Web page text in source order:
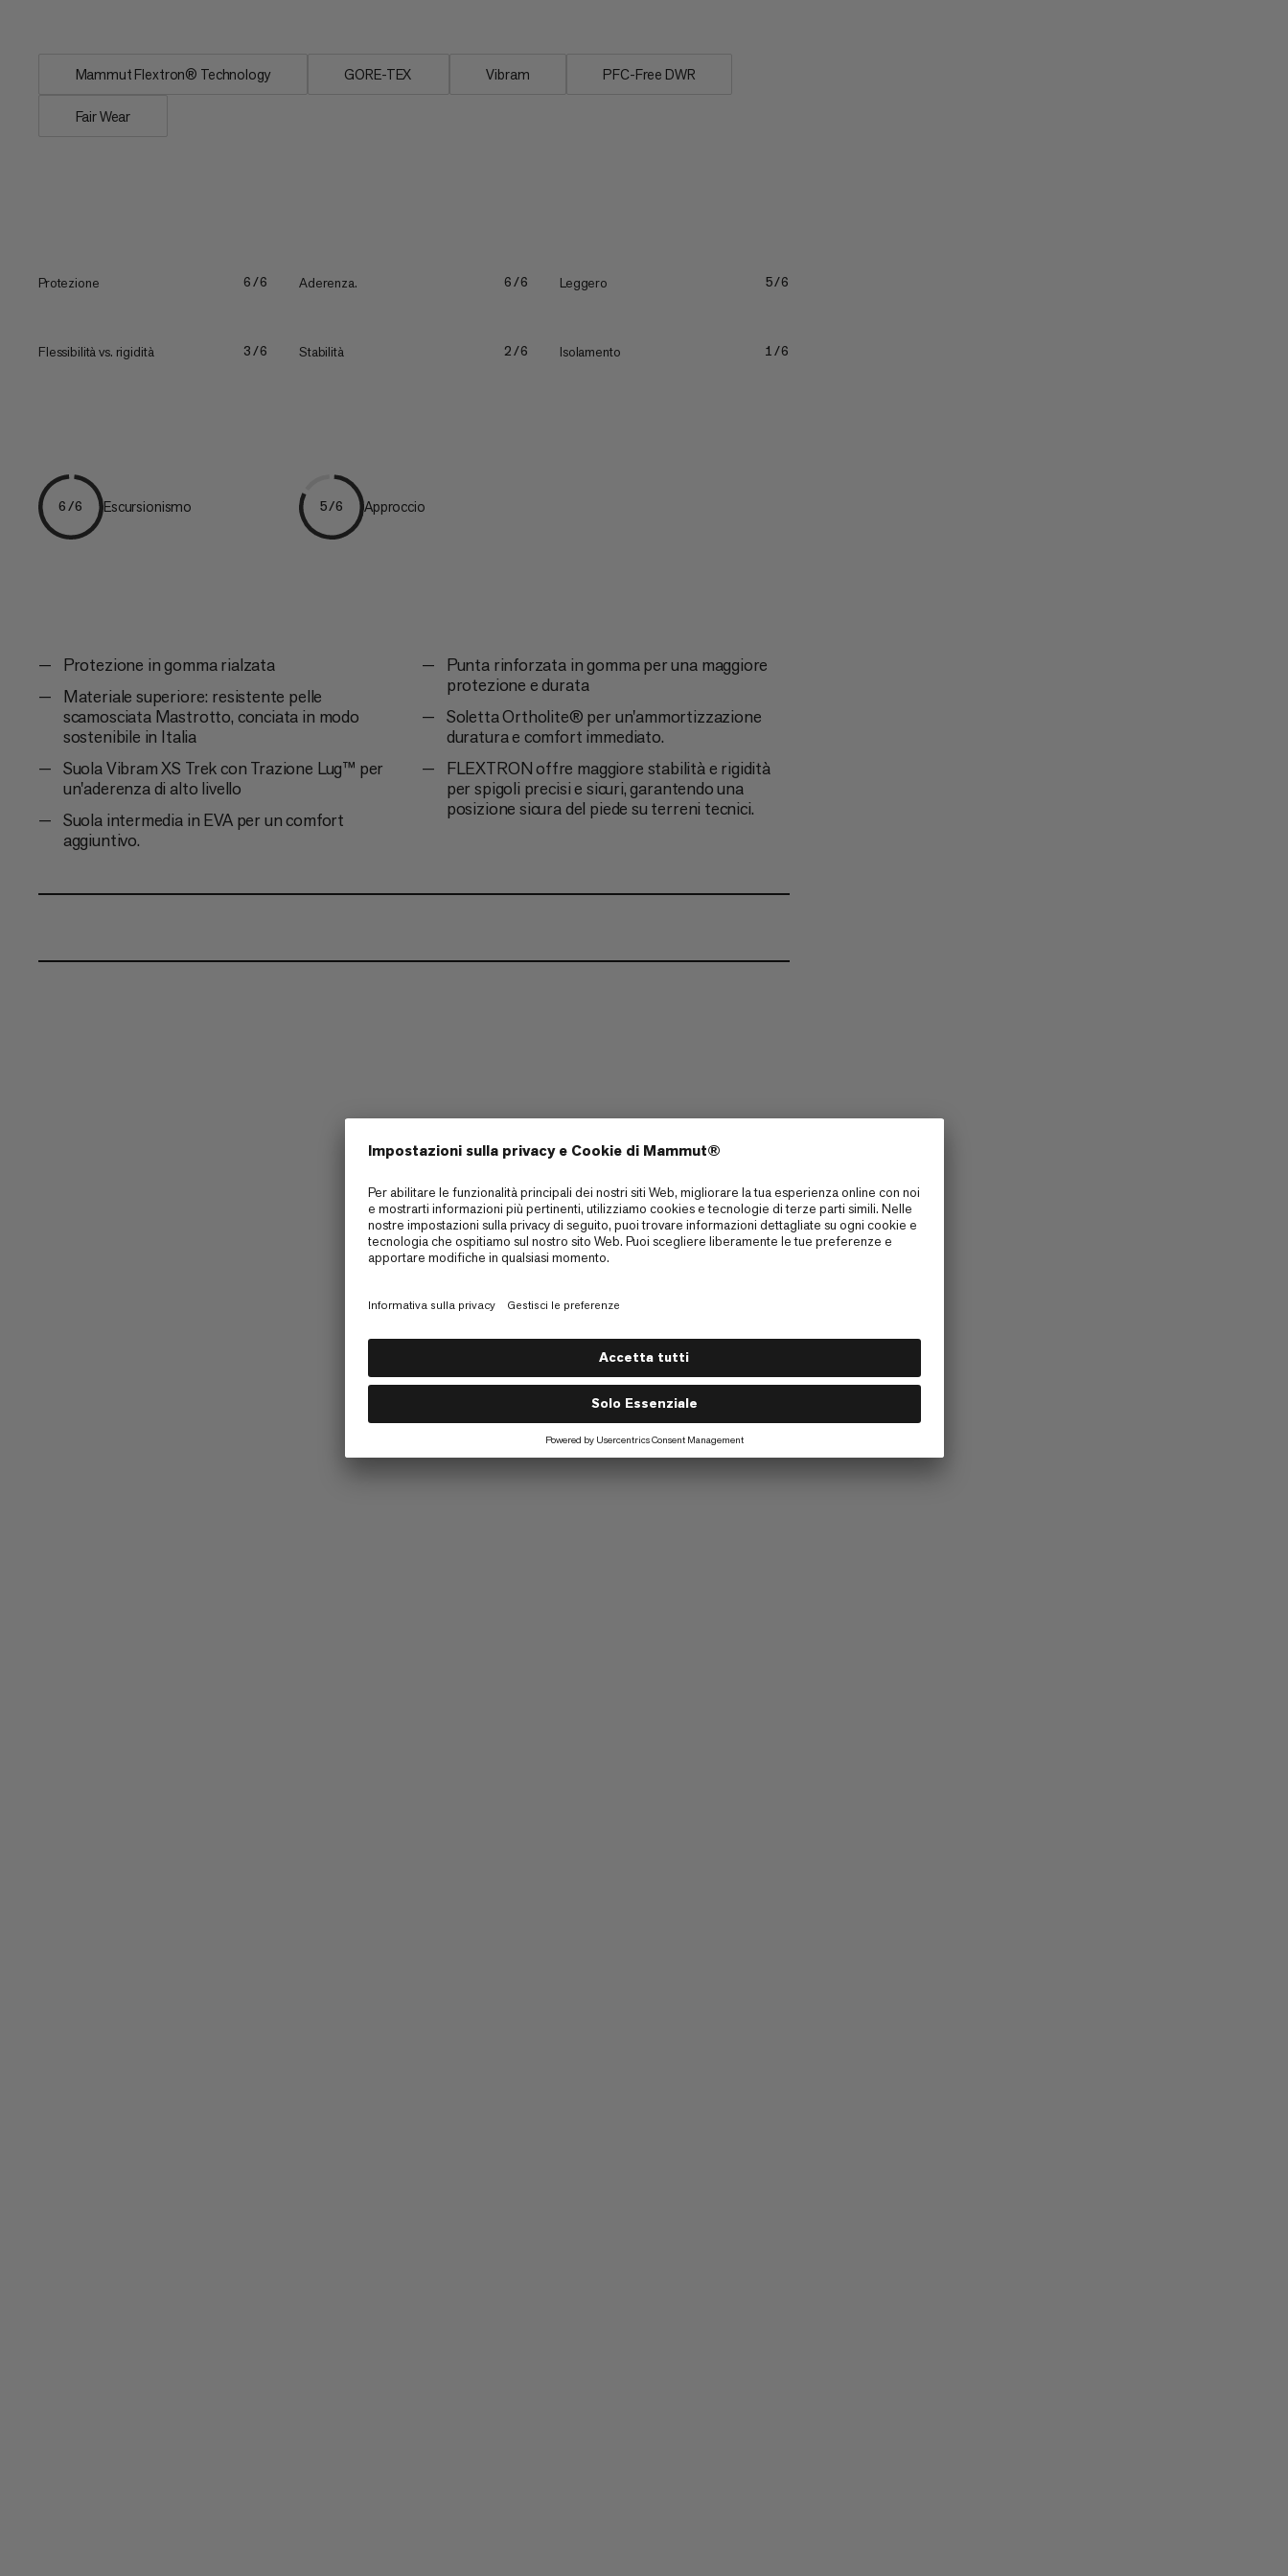
Mammut Flextron® Technology GORE-TEX Vibram PFC-Free DWR
Fair Wear
Protezione 6/6 Aderenza. 6/6 Leggero 5/6
Flessibilità vs. rigidità 3/6 Stabilità 2/6 Isolamento 1/6
6/6 Escursionismo 5/6 Approccio
Protezione in gomma rialzata
Materiale superiore: resistente pelle
scamosciata Mastrotto, conciata in modo
sostenibile in Italia
Suola Vibram XS Trek con Trazione Lug™ per
un'aderenza di alto livello
Suola intermedia in EVA per un comfort
aggiuntivo.
Punta rinforzata in gomma per una maggiore
protezione e durata
Soletta Ortholite® per un'ammortizzazione
duratura e comfort immediato.
FLEXTRON offre maggiore stabilità e rigidità
per spigoli precisi e sicuri, garantendo una
posizione sicura del piede su terreni tecnici.